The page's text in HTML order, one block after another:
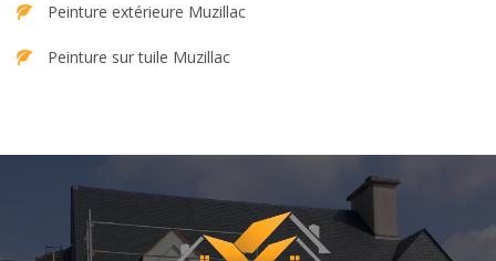
Peinture extérieure Muzillac
Peinture sur tuile Muzillac